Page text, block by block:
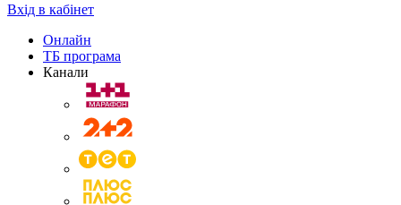
Вхід в кабінет
Онлайн
ТБ програма
Канали